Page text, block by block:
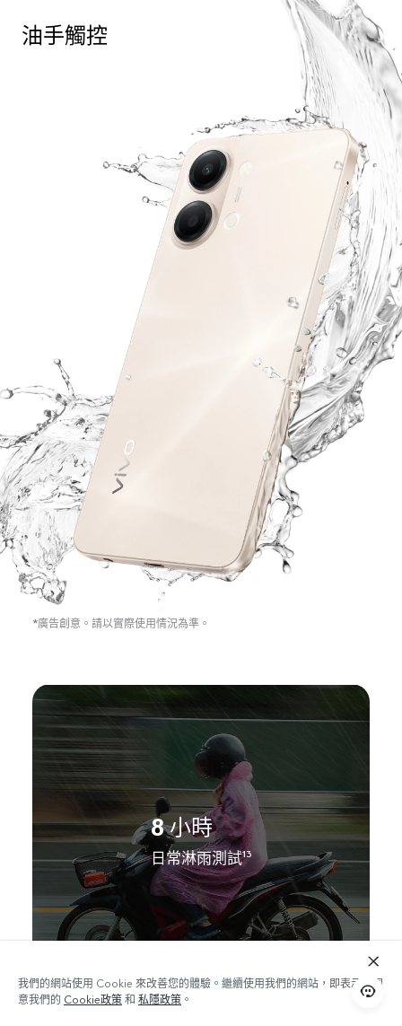
油手觸控
*廣告創意。請以實際使用情況為準。
8 小時
日常淋雨測試13
我們的網站使用 Cookie 來改善您的體驗。繼續使用我們的網站，即表示您同
意我們的 Cookie政策和 私隱政策 。